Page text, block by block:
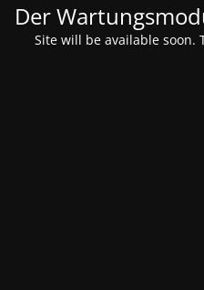
Der
Site will be available soon.